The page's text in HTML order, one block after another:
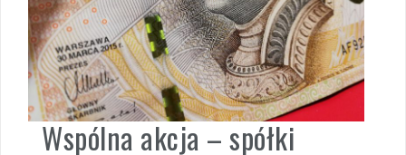
Wspólna akcja – spółki